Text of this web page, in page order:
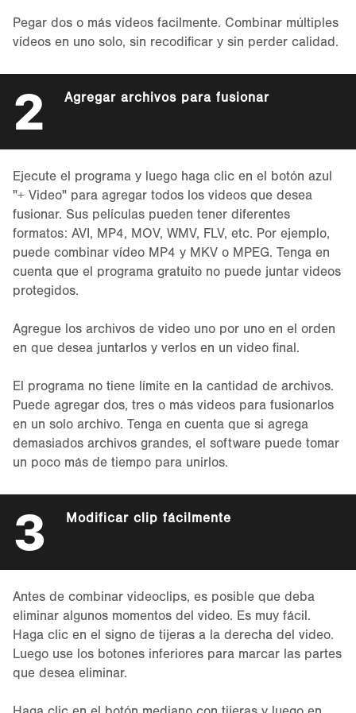
Pegar dos o más vídeos facilmente. Combinar múltiples
vídeos en uno solo, sin recodificar y sin perder calidad.
2 Agregar archivos para fusionar
Ejecute el programa y luego haga clic en el botón azul
"+ Video" para agregar todos los videos que desea
fusionar. Sus películas pueden tener diferentes
formatos: AVI, MP4, MOV, WMV, FLV, etc. Por ejemplo,
puede combinar vídeo MP4 y MKV o MPEG. Tenga en
cuenta que el programa gratuito no puede juntar videos
protegidos.
Agregue los archivos de video uno por uno en el orden
en que desea juntarlos y verlos en un video final.
El programa no tiene límite en la cantidad de archivos.
Puede agregar dos, tres o más videos para fusionarlos
en un solo archivo. Tenga en cuenta que si agrega
demasiados archivos grandes, el software puede tomar
un poco más de tiempo para unirlos.
3 Modificar clip fácilmente
Antes de combinar videoclips, es posible que deba
eliminar algunos momentos del video. Es muy fácil.
Haga clic en el signo de tijeras a la derecha del video.
Luego use los botones inferiores para marcar las partes
que desea eliminar.